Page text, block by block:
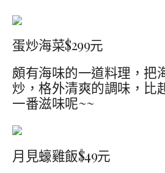
蛋炒海菜$299元
頗有海味的一道料理，把
炒，格外清爽的調味，比
一番滋味呢~~
月見蠔雞飯$49元